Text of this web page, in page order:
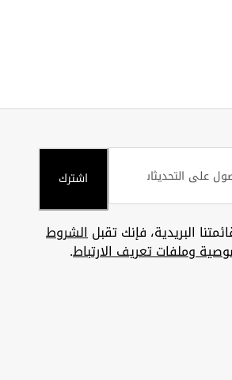
اشترك
البريدية، فإنك تقبلالشروط
وملفات تعريف الارتباط.